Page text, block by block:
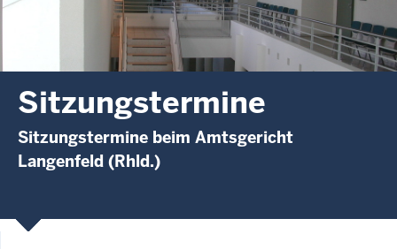
Sitzungstermine
Sitzungstermine beim Amtsgericht
Langenfeld (Rhld.)